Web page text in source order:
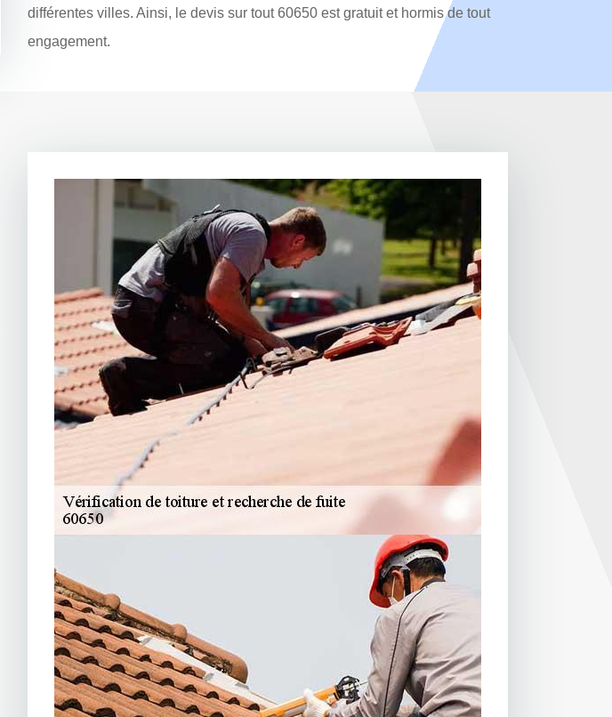
différentes villes. Ainsi, le devis sur tout 60650 est gratuit et hormis de tout
engagement.